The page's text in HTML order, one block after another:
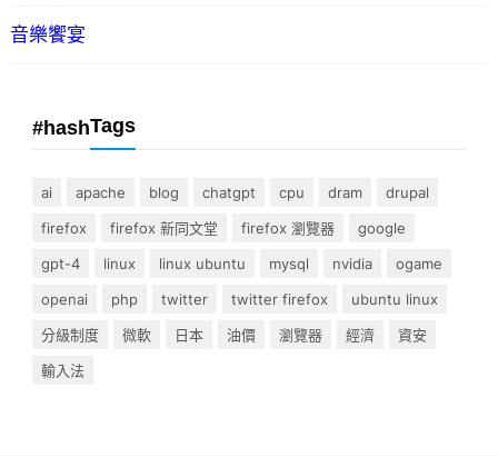
音樂饗宴
#hashTags
ai apache blog chatgpt cpu dram
drupal
firefox
firefox 新同文堂 firefox 瀏覽器
google
gpt-4
linux linux ubuntu mysql nvidia
ogame
openai
php twitter twitter firefox
ubuntu linux
分級制度
微軟 日本 油價 瀏覽器 經濟
資安
輸入法